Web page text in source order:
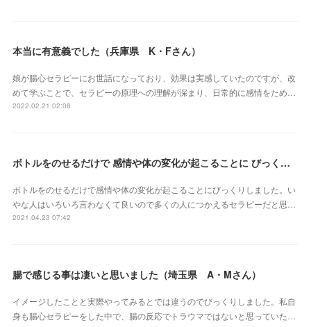
本当に有意義でした（兵庫県 K・Fさん）
娘が腸心セラピーにお世話になっており、効果は実感していたのですが、改
めて学ぶことで、セラピーの原理への理解が深まり、日常的に感情をため…
2022.02.21 02:08
ボトルをのせるだけで 感情や体の変化が起こることに びっくりしました（三重県 S・Yさん）
ボトルをのせるだけで感情や体の変化が起こることにびっくりしました。い
やな人はいろいろ言わなくて良いので多くの人につかえるセラピーだと思…
2021.04.23 07:42
腸で感じる事は凄いと思いました（埼玉県 A・Mさん）
イメージしたことと実際やってみるとでは違うのでびっくりしました。私自
身も腸心セラピーをした中で、腸の反応でトラウマではないと思っていた…